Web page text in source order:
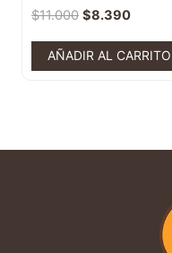
$11.000 $8.390
AÑADIR AL CARRITO